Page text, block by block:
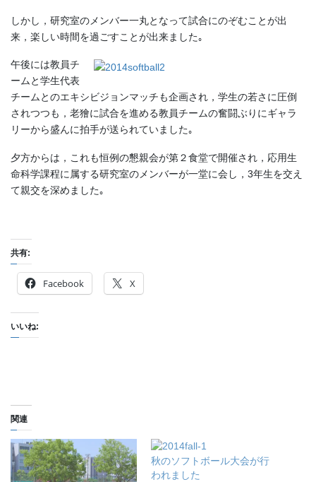
しかし，研究室のメンバー一丸となって試合にのぞむことが出
来，楽しい時間を過ごすことが出来ました｡
午後には教員チ
ームと学生代表
チームとのエキシビジョンマッチも企画され，学生の若さに圧倒
されつつも，老獪に試合を進める教員チームの奮闘ぶりにギャラ
リーから盛んに拍手が送られていました｡
夕方からは，これも恒例の懇親会が第２食堂で開催され，応用生
命科学課程に属する研究室のメンバーが一堂に会し，3年生を交え
て親交を深めました｡
共有:
Facebook X
いいね:
関連
秋のソフトボール大会が行
われました